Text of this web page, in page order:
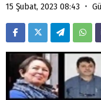
15 Şubat, 2023 08:43 •